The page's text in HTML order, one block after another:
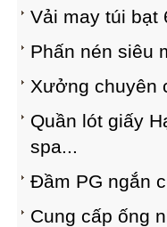
Vải may túi bạt
Phấn nén siêu
Xưởng chuyên
Quần lót giấy
spa...
Đầm PG ngắn
Cung cấp ống